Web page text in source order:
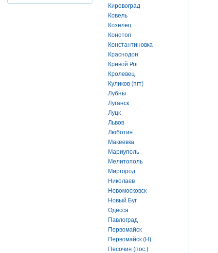
Кировоград
Ковель
Козелец
Конотоп
Константиновка
Краснодон
Кривой Рог
Кролевец
Куликов (пгт)
Лубны
Луганск
Луцк
Львов
Люботин
Макеевка
Мариуполь
Мелитополь
Миргород
Николаев
Новомосковск
Новый Буг
Одесса
Павлоград
Первомайск
Первомайск (Н)
Песочин (пос.)